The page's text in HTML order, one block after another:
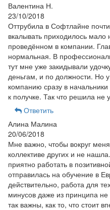
Валентина Н.
23/10/2018
Оттрубила в Софтлайне
вкалывать приходилось
проведённом в компании.
нормальная. В
тут мне уже закидывали
деньгам, и по должности. Но
компанию сразу в
к получке. Так что решила не
Ответить
Алина Малина
20/06/2018
Мне важно, чтобы вокруг
коллективе других и не
приятно работать в
отправилась на обучение в
действительно, работа для
минусов даже из принципа
так важны, как то, что стоит